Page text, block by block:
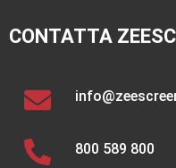
CONTATTA
800 589 800